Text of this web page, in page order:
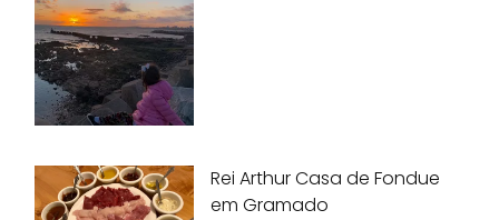
Rei Arthur Casa de Fondue
em Gramado